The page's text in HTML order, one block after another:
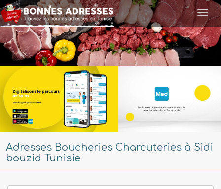
Adresses Boucheries Charcuteries à Sidi
bouzid Tunisie